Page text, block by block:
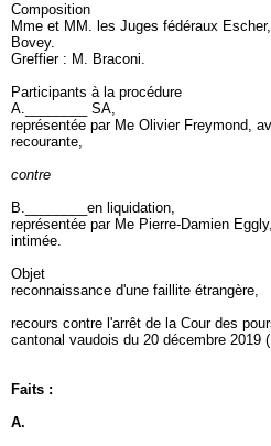
Composition
Mme et MM. les Juges fédéraux
Bovey.
Greffier : M. Braconi.
Participants à la procédure
A.________ SA,
représentée par Me Olivier Freymond,
recourante,
contre
B.________en liquidation,
représentée par Me Pierre-Damien
intimée.
Objet
reconnaissance d'une faillite étrangère,
recours contre l'arrêt de la Cour des
cantonal vaudois du 20 décembre 2019
Faits :
A.